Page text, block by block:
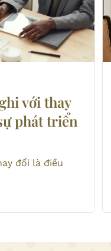
với thay
phát triển
đổi là điều